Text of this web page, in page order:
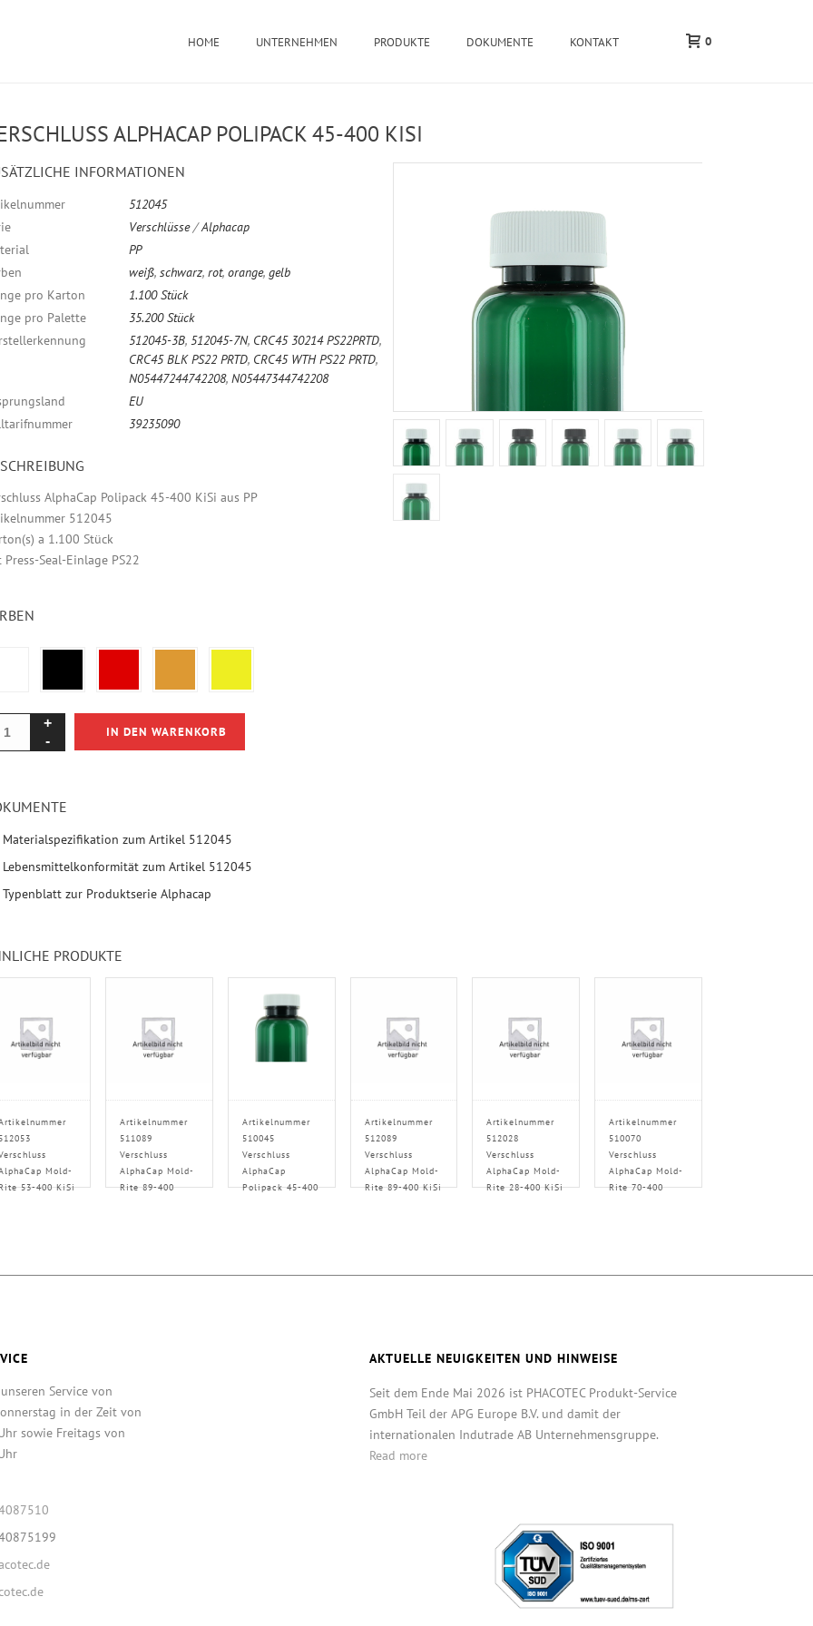
HOME UNTERNEHMEN PRODUKTE DOKUMENTE KONTAKT 0
ALPHACAP POLIPACK 45-400 KISI
INFORMATIONEN
512045
Verschlüsse/Alphacap
PP
weiß, schwarz, rot, orange, gelb
pro Karton
1.100 Stück
pro Palette
35.200 Stück
512045-3B, 512045-7N, CRC45 30214 PS22PRTD,
CRC45 BLK PS22 PRTD, CRC45 WTH PS22 PRTD,
N05447244742208, N05447344742208
EU
39235090
AlphaCap Polipack 45-400 KiSi aus PP
512045
a 1.100 Stück
Press-Seal-Einlage PS22
IN DEN WARENKORB
Materialspezifikation zum Artikel 512045
Lebensmittelkonformität zum Artikel 512045
Typenblatt zur Produktserie Alphacap
PRODUKTE
Mold-
53-400 KiSi
Artikelnummer
511089
Verschluss
AlphaCap Mold-
Rite 89-400
Artikelnummer
510045
Verschluss
AlphaCap
Polipack 45-400
Artikelnummer
512089
Verschluss
AlphaCap Mold-
Rite 89-400 KiSi
Artikelnummer
512028
Verschluss
AlphaCap Mold-
Rite 28-400 KiSi
Artikelnummer
510070
Verschluss
AlphaCap Mold-
Rite 70-400
Service von
in der Zeit von
sowie Freitags von
AKTUELLE NEUIGKEITEN UND HINWEISE
Seit dem Ende Mai 2026 ist PHACOTEC Produkt-Service
GmbH Teil der APG Europe B.V. und damit der
internationalen Indutrade AB Unternehmensgruppe.
Read more